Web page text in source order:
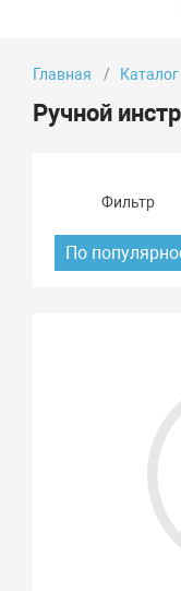
Главная Каталог
Ручной
Фильтр
По